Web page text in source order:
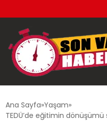
Ana Sayfa Yaşam
TEDÜ’de eğitimin